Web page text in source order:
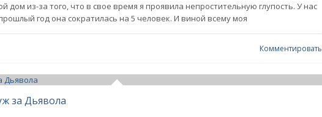
дом из-за того, что в свое время я проявила непростительную глупость. У нас
год она сократилась на 5 человек. И виной всему моя
Комментировать
за Дьявола